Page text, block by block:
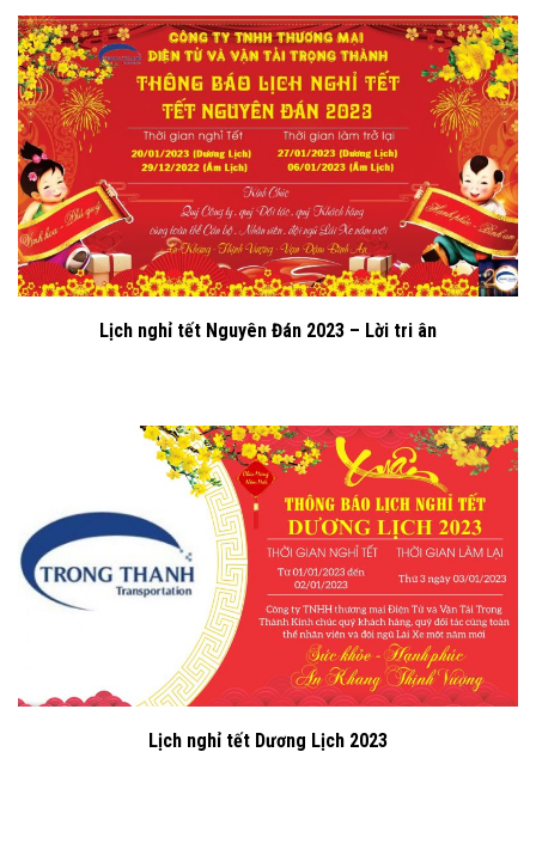
Lịch nghỉ tết Nguyên Đán 2023 – Lời tri ân
Lịch nghỉ tết Dương Lịch 2023